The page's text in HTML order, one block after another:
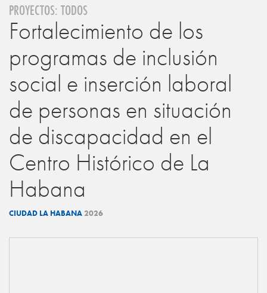
PROYECTOS: TODOS
Fortalecimiento de los
programas de inclusión
social e inserción laboral
de personas en situación
de discapacidad en el
Centro Histórico de La
Habana
CIUDAD LA HABANA2026